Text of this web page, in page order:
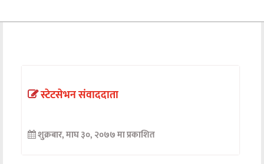
अन्तर्वार्ता
खेलकुद
स्टेटसेभन संवाददाता
शुक्रबार, माघ ३०, २०७७ मा प्रकाशित